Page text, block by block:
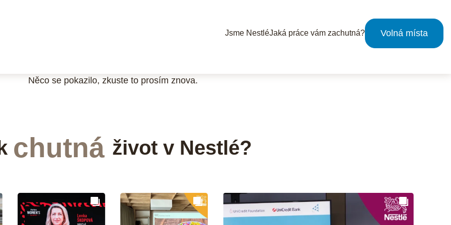
Jsme NestléJaká práce vám zachutná? Volná místa
Něco se pokazilo, zkuste to prosím znova.
chutná život v Nestlé?